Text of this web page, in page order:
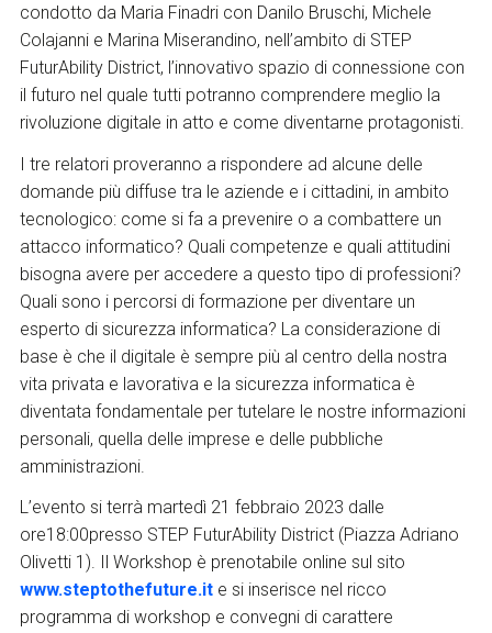
condotto da Maria Finadri con Danilo Bruschi, Michele
Colajanni e Marina Miserandino, nell’ambito di STEP
FuturAbility District, l’innovativo spazio di connessione con
il futuro nel quale tutti potranno comprendere meglio la
rivoluzione digitale in atto e come diventarne protagonisti.
I tre relatori proveranno a rispondere ad alcune delle
domande più diffuse tra le aziende e i cittadini, in ambito
tecnologico: come si fa a prevenire o a combattere un
attacco informatico? Quali competenze e quali attitudini
bisogna avere per accedere a questo tipo di professioni?
Quali sono i percorsi di formazione per diventare un
esperto di sicurezza informatica? La considerazione di
base è che il digitale è sempre più al centro della nostra
vita privata e lavorativa e la sicurezza informatica è
diventata fondamentale per tutelare le nostre informazioni
personali, quella delle imprese e delle pubbliche
amministrazioni.
L’evento si terrà martedì 21 febbraio 2023 dalle
ore18:00presso STEP FuturAbility District (Piazza Adriano
Olivetti 1).
Il Workshop è prenotabile online sul sito
www.steptothefuture.ite si inserisce nel ricco
programma di workshop e convegni di carattere